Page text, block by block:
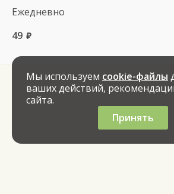
Ежедневно
49 руб.
Мы используем cookie-файлы
ваших действий,
сайта.
Принять